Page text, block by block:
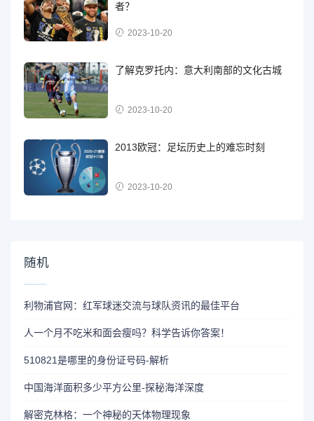
者？
2023-10-20
了解克罗托内：意大利南部的文化古城
2023-10-20
2013欧冠：足坛历史上的难忘时刻
2023-10-20
随机
利物浦官网：红军球迷交流与球队资讯的最佳平台
人一个月不吃米和面会瘦吗？科学告诉你答案！
510821是哪里的身份证号码-解析
中国海洋面积多少平方公里-探秘海洋深度
解密克林格：一个神秘的天体物理现象